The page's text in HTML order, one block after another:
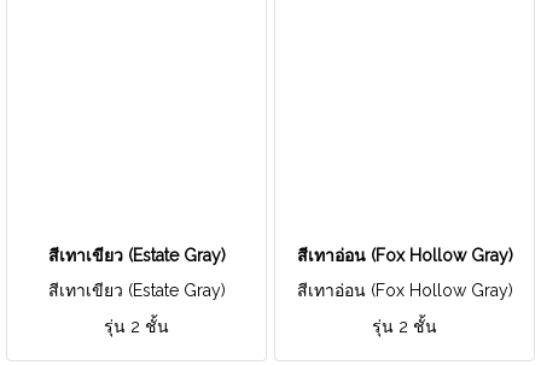
สีเทาเขียว (Estate Gray)
สีเทาเขียว (Estate Gray)
รุ่น 2 ชั้น
สีเทาอ่อน (Fox Hollow Gray)
สีเทาอ่อน (Fox Hollow Gray)
รุ่น 2 ชั้น